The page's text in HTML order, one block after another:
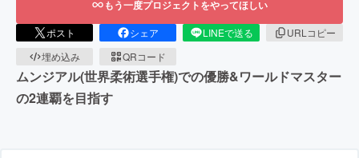
もう一度プロジェクトをやってほしい
ポスト シェア LINEで送る
URLコピー
埋め込み
QRコード
ムンジアル(世界柔術選手権)での優勝&ワールドマスター
の2連覇を目指す